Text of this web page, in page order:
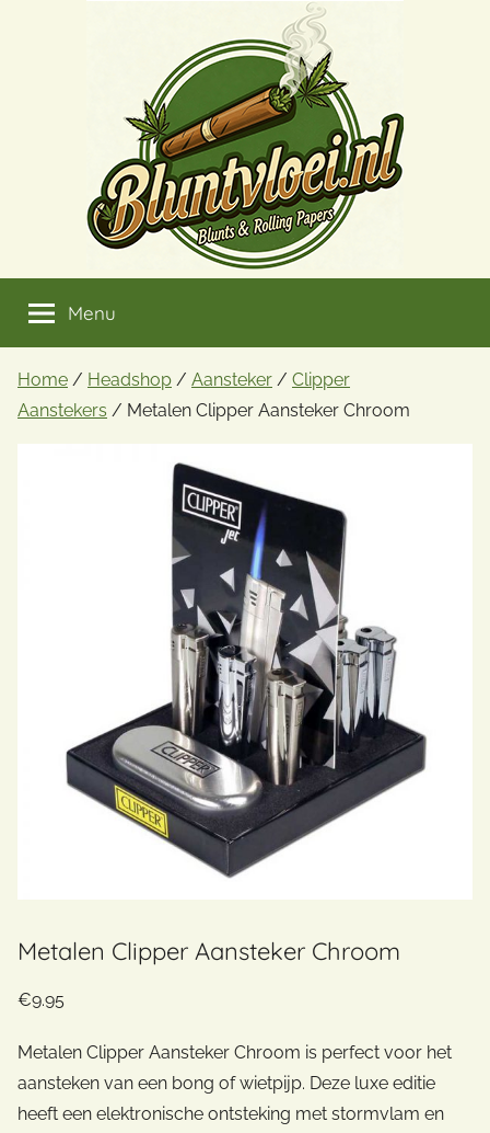
Menu
Home / Headshop / Aansteker / Clipper
Aanstekers / Metalen Clipper Aansteker Chroom
Metalen Clipper Aansteker Chroom
€9.95
Metalen Clipper Aansteker Chroom is perfect voor het
aansteken van een bong of wietpijp. Deze luxe editie
heeft een elektronische ontsteking met stormvlam en